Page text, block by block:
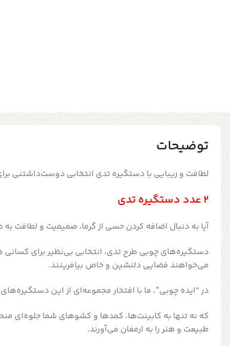
توضیحات
لطافت و زیبایی با دستگیره‌ تدی انتخابی دوست‌داشتنی
2 عدد دستگیره تدی
آیا به دنبال اضافه کردن حسی از گرما، صمیمیت و لطافت
دستگیره‌های چوبی طرح تدی، انتخابی بی‌نظیر برای
می‌خواهند فضایی دلنشین و خاص بیافرینند.
در “ایده چوبی”، ما با افتخار مجموعه‌ای از این
که نه تنها به کابینت‌ها، کمدها و کشوهای شما جلوه‌ای
طبیعت و هنر را به ارمغان می‌آورند.